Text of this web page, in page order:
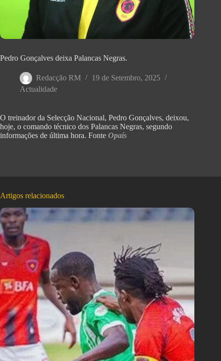
Pedro Gonçalves deixa Palancas Negras.
Redacção RM
19 de Setembro, 2025
Actualidade
O treinador da Selecção Nacional, Pedro Gonçalves, deixou,
hoje, o comando técnico dos Palancas Negras, segundo
informações de última hora. Fonte Opaís
Artigos relacionados